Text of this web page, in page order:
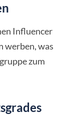
Influencer
werben, was
zum